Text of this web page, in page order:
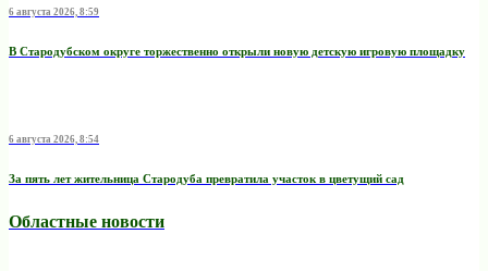
6 августа 2026, 8:59
В Стародубском округе торжественно открыли новую детскую игровую площадку
6 августа 2026, 8:54
За пять лет жительница Стародуба превратила участок в цветущий сад
Областные новости